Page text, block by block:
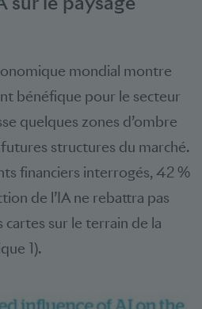
mondial montre
bénéfique pour le secteur
quelques zones d’ombre
structures du marché.
financiers interrogés, 42 %
de l’IA ne rebattra pas
sur le terrain de la
1).